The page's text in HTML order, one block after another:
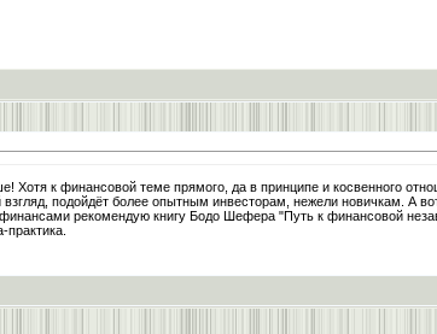
к финансовой теме прямого, да в принципе и косвенного
подойдёт более опытным инвесторам, нежели новичкам. А
рекомендую книгу Бодо Шефера "Путь к финансовой